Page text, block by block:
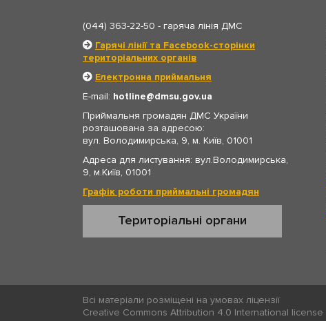
(044) 363-22-50 - гаряча лінія ДМС
Гарячі лінії та Facebook-сторінки
територіальних органів
Електронна приймальня
E-mail: hotline
dmsu.gov.ua
Приймальня громадян ДМС України
розташована за адресою:
вул. Володимирська, 9, м. Київ, 01001
Адреса для листування: вул.Володимирська,
9, м.Київ, 01001
Графік роботи приймальні громадян
Територіальні органи
Всі матеріали розміщені на умовах ліцензії
Creative Commons Attribution 4.0 International license